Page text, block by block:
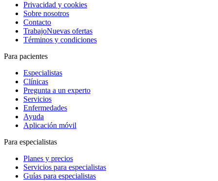
Privacidad y cookies
Sobre nosotros
Contacto
TrabajoNuevas ofertas
Términos y condiciones
Para pacientes
Especialistas
Clínicas
Pregunta a un experto
Servicios
Enfermedades
Ayuda
Aplicación móvil
Para especialistas
Planes y precios
Servicios para especialistas
Guías para especialistas